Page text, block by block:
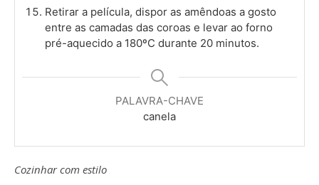
Retirar a película, dispor as amêndoas a gosto
entre as camadas das coroas e levar ao forno
pré-aquecido a 180ºC durante 20 minutos.
PALAVRA-CHAVE
canela
Cozinhar com estilo